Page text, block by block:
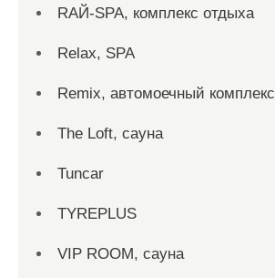
RAЙ-SPA, комплекс отдыха
Relax, SPA
Remix, автомоечный комплекс
The Loft, сауна
Tuncar
TYREPLUS
VIP ROOM, сауна